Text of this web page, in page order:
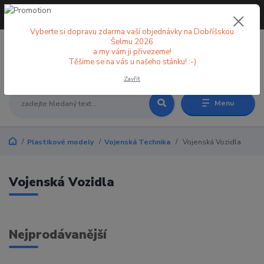
Menu
+420 773 998 582
Plastikové modely Vojenská Technika Vojenská Vozidla
Vojenská Vozidla
Nejprodávanější
Vyberte si dopravu zdarma vaší objednávky na Dobříšskou
Šelmu 2026
a my vám ji přivezeme!
Těšíme se na vás u našeho stánku! :-)
Zavřít